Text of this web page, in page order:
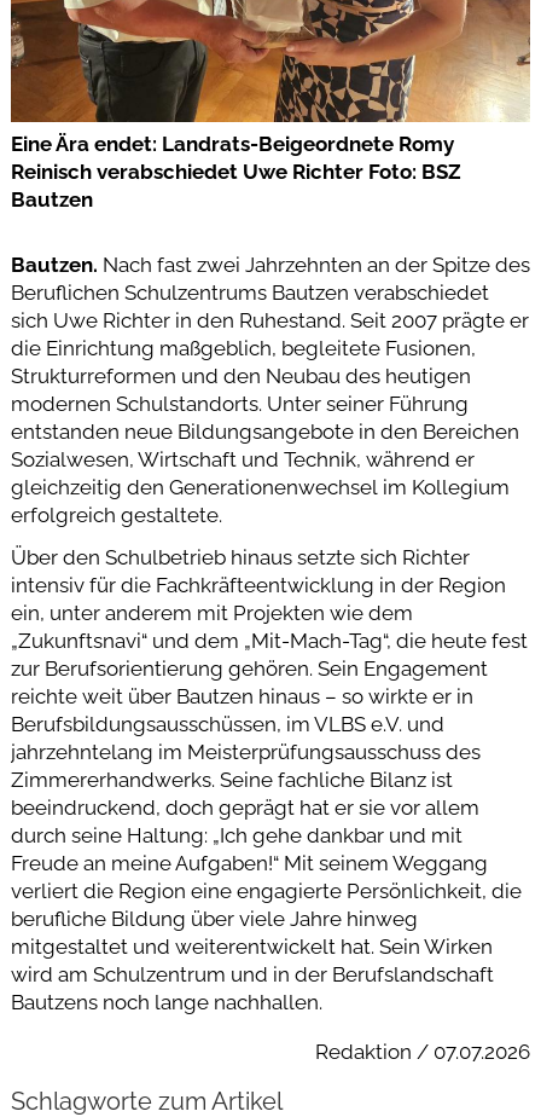
Eine Ära endet: Landrats-Beigeordnete Romy
Reinisch verabschiedet Uwe Richter Foto: BSZ
Bautzen
Bautzen. Nach fast zwei Jahrzehnten an der Spitze des
Beruflichen Schulzentrums Bautzen verabschiedet
sich Uwe Richter in den Ruhestand. Seit 2007 prägte er
die Einrichtung maßgeblich, begleitete Fusionen,
Strukturreformen und den Neubau des heutigen
modernen Schulstandorts. Unter seiner Führung
entstanden neue Bildungsangebote in den Bereichen
Sozialwesen, Wirtschaft und Technik, während er
gleichzeitig den Generationenwechsel im Kollegium
erfolgreich gestaltete.
Über den Schulbetrieb hinaus setzte sich Richter
intensiv für die Fachkräfteentwicklung in der Region
ein, unter anderem mit Projekten wie dem
„Zukunftsnavi“ und dem „Mit-Mach-Tag“, die heute fest
zur Berufsorientierung gehören. Sein Engagement
reichte weit über Bautzen hinaus – so wirkte er in
Berufsbildungsausschüssen, im VLBS e.V. und
jahrzehntelang im Meisterprüfungsausschuss des
Zimmererhandwerks. Seine fachliche Bilanz ist
beeindruckend, doch geprägt hat er sie vor allem
durch seine Haltung: „Ich gehe dankbar und mit
Freude an meine Aufgaben!“ Mit seinem Weggang
verliert die Region eine engagierte Persönlichkeit, die
berufliche Bildung über viele Jahre hinweg
mitgestaltet und weiterentwickelt hat. Sein Wirken
wird am Schulzentrum und in der Berufslandschaft
Bautzens noch lange nachhallen.
Redaktion / 07.07.2026
Schlagworte zum Artikel